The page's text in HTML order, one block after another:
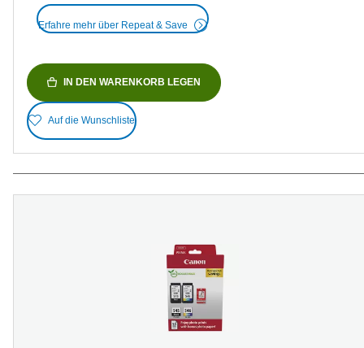
Erfahre mehr über Repeat & Save
IN DEN WARENKORB LEGEN
Auf die Wunschliste